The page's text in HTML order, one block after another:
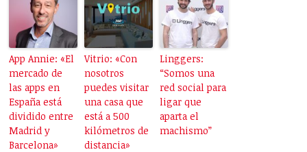
App Annie: «El
mercado de
las apps en
España está
dividido entre
Madrid y
Barcelona»
Vitrio: «Con
nosotros
puedes visitar
una casa que
está a 500
kilómetros de
distancia»
Linggers:
“Somos una
red social para
ligar que
aparta el
machismo”